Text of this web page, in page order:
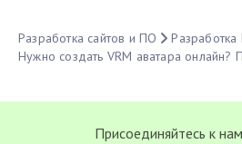
Разработка сайтов и ПО
Нужно создать VRM аватара онлайн?
Присоединяйтесь к